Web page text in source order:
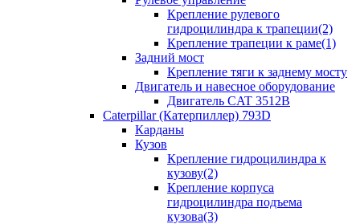
Крепление рулевого
гидроцилиндра к трапеции(2)
Крепление трапеции к раме(1)
Задний мост
Крепление тяги к заднему мосту
Двигатель и навесное оборудование
Двигатель CAT 3512B
Caterpillar (Катерпиллер) 793D
Карданы
Кузов
Крепление гидроцилиндра к
кузову(2)
Крепление корпуса
гидроцилиндра подъема
кузова(3)